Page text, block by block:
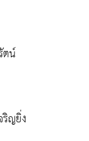
ตน์
ญยิ่ง